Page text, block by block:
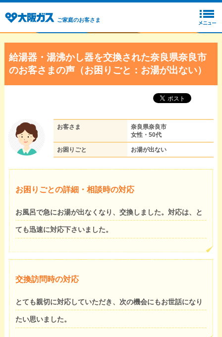
ご家庭のお客さま
給湯器・湯沸かし器を交換された奈良県奈良市
のお客さまの声（お困りごと：お湯が出ない）
お客さま
奈良県奈良市
女性・50代
お困りごと お湯が出ない
お困りごとの詳細・相談時の対応
お風呂で急にお湯が出なくなり、交換しました。対応は、と
ても迅速に対応下さいました。
交換訪問時の対応
とても親切に対応していただき、次の機会にもお世話になり
たい思いました。